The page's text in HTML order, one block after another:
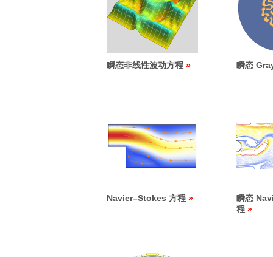
瞬态非线性波动方程 瞬态
Navier–Stokes 方程
瞬态
程